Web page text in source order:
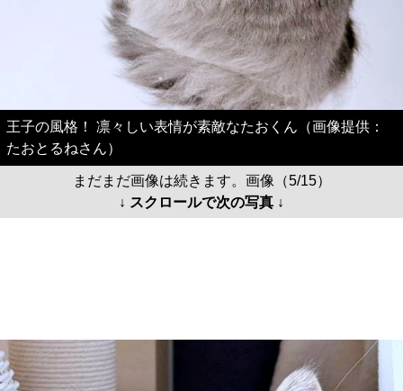
王子の風格！ 凛々しい表情が素敵なたおくん（画像提供：
たおとるねさん）
まだまだ画像は続きます。画像（5/15）
↓ スクロールで次の写真 ↓